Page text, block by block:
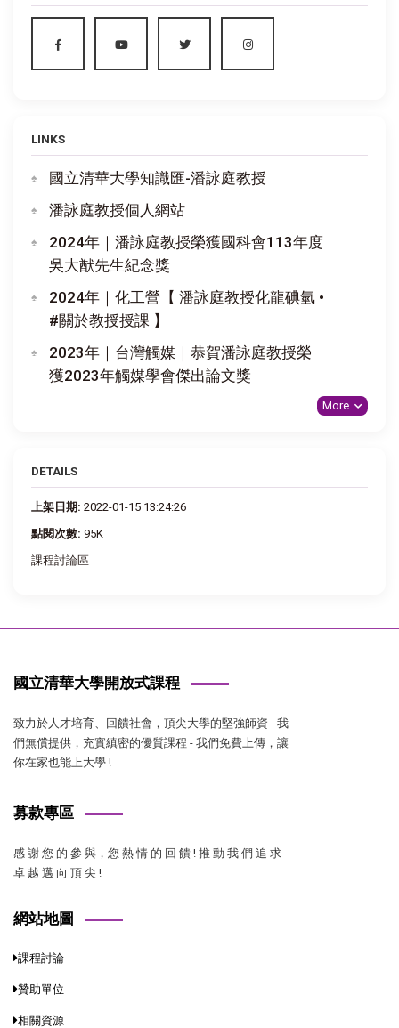
LINKS
國立清華大學知識匯-潘詠庭教授
潘詠庭教授個人網站
2024年｜潘詠庭教授榮獲國科會113年度
吳大猷先生紀念獎
2024年｜化工營【 潘詠庭教授化龍碘氫 •
#關於教授授課 】
2023年｜台灣觸媒｜恭賀潘詠庭教授榮
獲2023年觸媒學會傑出論文獎
More
DETAILS
上架日期: 2022-01-15 13:24:26
點閱次數: 95K
課程討論區
國立清華大學開放式課程
致力於人才培育、回饋社會，頂尖大學的堅強師資 - 我
們無償提供，充實縝密的優質課程 - 我們免費上傳，讓
你在家也能上大學 !
募款專區
感 謝 您 的 參 與，您 熱 情 的 回 饋 ! 推 動 我 們 追 求
卓 越 邁 向 頂 尖 !
網站地圖
課程討論
贊助單位
相關資源